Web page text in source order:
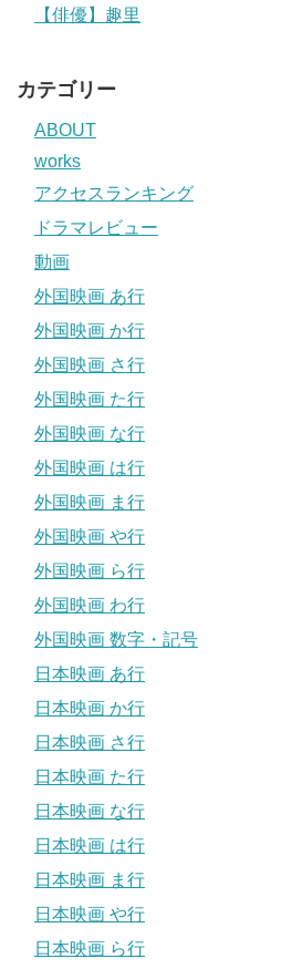
【俳優】趣里
カテゴリー
ABOUT
works
アクセスランキング
ドラマレビュー
動画
外国映画 あ行
外国映画 か行
外国映画 さ行
外国映画 た行
外国映画 な行
外国映画 は行
外国映画 ま行
外国映画 や行
外国映画 ら行
外国映画 わ行
外国映画 数字・記号
日本映画 あ行
日本映画 か行
日本映画 さ行
日本映画 た行
日本映画 な行
日本映画 は行
日本映画 ま行
日本映画 や行
日本映画 ら行